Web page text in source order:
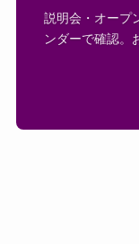
説明会・オープ
ンダーで確認。